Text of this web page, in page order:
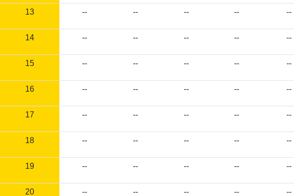
13 -- -- -- -- --
14 -- -- -- -- --
15 -- -- -- -- --
16 -- -- -- -- --
17 -- -- -- -- --
18 -- -- -- -- --
19 -- -- -- -- --
20 -- -- -- -- --